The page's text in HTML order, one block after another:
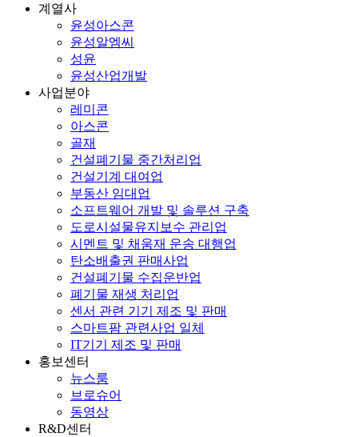
계열사
윤성아스콘
윤성알엠씨
성윤
윤성산업개발
사업분야
레미콘
아스콘
골재
건설폐기물 중간처리업
건설기계 대여업
부동산 임대업
소프트웨어 개발 및 솔루션 구축
도로시설물유지보수 관리업
시멘트 및 채움재 운송 대행업
탄소배출권 판매사업
건설폐기물 수집운반업
폐기물 재생 처리업
센서 관련 기기 제조 및 판매
스마트팜 관련사업 일체
IT기기 제조 및 판매
홍보센터
뉴스룸
브로슈어
동영상
R&D센터